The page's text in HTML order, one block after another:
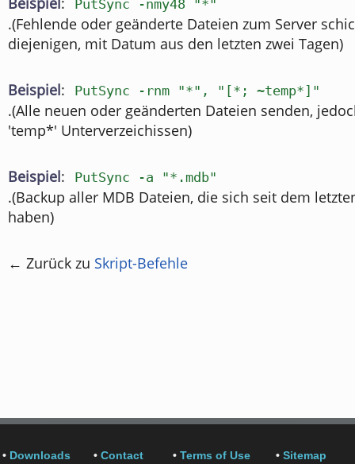
PutSync -nmy48 "*"
.(Fehlende oder geänderte Dateien zum Server
diejenigen, mit Datum aus den letzten zwei Tagen)
Beispiel: PutSync -rnm "*", "[*; ~temp*]"
.(Alle neuen oder geänderten Dateien senden,
'temp*' Unterverzeichissen)
Beispiel: PutSync -a "*.mdb"
.(Backup aller MDB Dateien, die sich seit dem
haben)
← Zurück zu Skript-Befehle
• Downloads
• Contact
• Terms of Use
• Sitemap